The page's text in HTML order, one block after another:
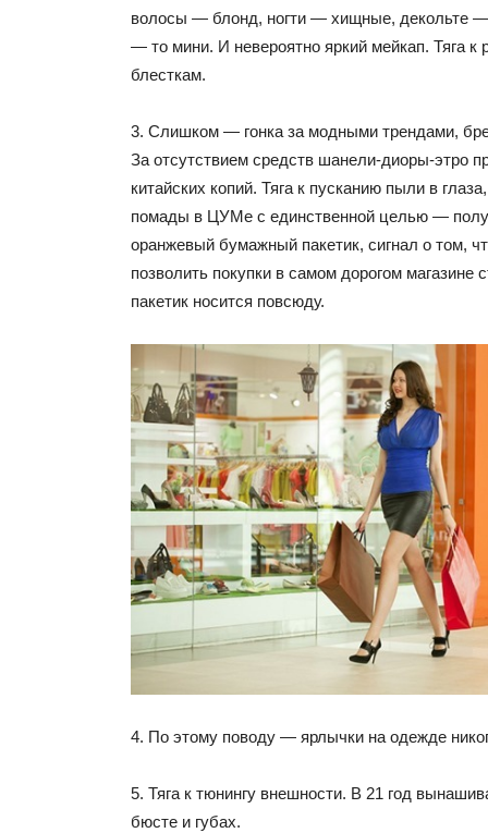
волосы — блонд, ногти — хищные, декольте —
— то мини. И невероятно яркий мейкап. Тяга к
блесткам.
3. Слишком — гонка за модными трендами,
За отсутствием средств шанели-диоры-этро
китайских копий. Тяга к пусканию пыли в
помады в ЦУМе с единственной целью —
оранжевый бумажный пакетик, сигнал о том,
позволить покупки в самом дорогом магазине
пакетик носится повсюду.
4. По этому поводу — ярлычки на одежде
5. Тяга к тюнингу внешности. В 21 год
бюсте и губах.